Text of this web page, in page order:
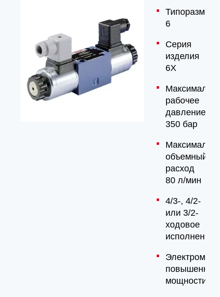
Типоразмер
6
Серия
изделия
6X
рабочее
давление
350 бар
объемный
расход
80 л/мин
4/3-, 4/2-
или 3/2-
ходовое
исполнение
повышенной
мощности